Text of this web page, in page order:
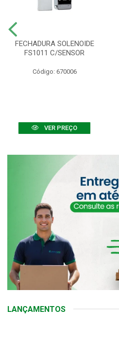
FECHADURA SOLENOIDE
FS1011 C/SENSOR
Código: 670006
VER PREÇO
LANÇAMENTOS